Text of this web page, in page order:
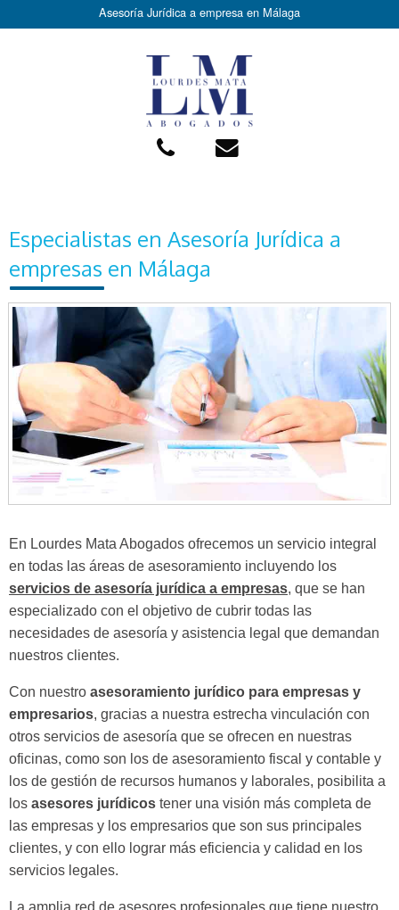
Asesoría Jurídica a empresa en Málaga
Especialistas en Asesoría Jurídica a
empresas en Málaga
En Lourdes Mata Abogados ofrecemos un servicio integral
en todas las áreas de asesoramiento incluyendo los
servicios de asesoría jurídica a empresas, que se han
especializado con el objetivo de cubrir todas las
necesidades de asesoría y asistencia legal que demandan
nuestros clientes.
Con nuestro asesoramiento jurídico para empresas y
empresarios, gracias a nuestra estrecha vinculación con
otros servicios de asesoría que se ofrecen en nuestras
oficinas, como son los de asesoramiento fiscal y contable y
los de gestión de recursos humanos y laborales, posibilita a
los asesores jurídicos tener una visión más completa de
las empresas y los empresarios que son sus principales
clientes, y con ello lograr más eficiencia y calidad en los
servicios legales.